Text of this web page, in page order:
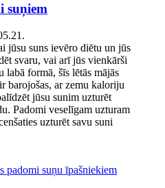
suņiem
jūsu suns ievēro diētu un jūs
svaru, vai arī jūs vienkārši
labā formā, šīs lētās mājās
barojošas, ar zemu kaloriju
jūsu sunim uzturēt
Padomi veselīgam uzturam
uzturēt savu suni